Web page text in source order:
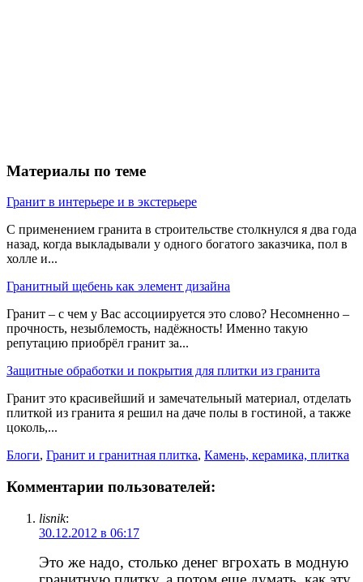
Материалы по теме
Гранит в интерьере и в экстерьере
С применением гранита в строительстве столкнулся я два года
назад, когда выкладывали у одного богатого заказчика, пол в
холле и...
Гранитный щебень как элемент дизайна
Гранит – с чем у Вас ассоциируется это слово? Несомненно –
прочность, незыблемость, надёжность! Именно такую
репутацию приобрёл гранит за...
Защитные обработки и покрытия для плитки из гранита
Гранит это красивейший и замечательный материал, отделать
плиткой из гранита я решил на даче полы в гостиной, а также
цоколь,...
Блоги, Гранит и гранитная плитка, Камень, керамика, плитка
Комментарии пользователей:
lisnik:
30.12.2012 в 06:17
Это же надо, столько денег вгрохать в модную